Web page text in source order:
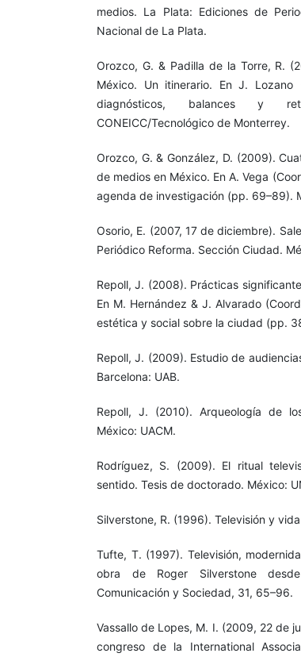
medios. La Plata: Ediciones de
Nacional de La Plata.
Orozco, G. & Padilla de la Torre, R.
México. Un itinerario. En J. Lozano
diagnósticos, balances y
CONEICC/Tecnológico de Monterrey.
Orozco, G. & González, D. (2009).
de medios en México. En A. Vega
agenda de investigación (pp. 69–89).
Osorio, E. (2007, 17 de diciembre).
Periódico Reforma. Sección Ciudad.
Repoll, J. (2008). Prácticas
En M. Hernández & J. Alvarado
estética y social sobre la ciudad (pp.
Repoll, J. (2009). Estudio de
Barcelona: UAB.
Repoll, J. (2010). Arqueología de
México: UACM.
Rodríguez, S. (2009). El ritual
sentido. Tesis de doctorado. México:
Silverstone, R. (1996). Televisión y
Tufte, T. (1997). Televisión,
obra de Roger Silverstone
Comunicación y Sociedad, 31, 65–96.
Vassallo de Lopes, M. I. (2009, 22 de
congreso de la International